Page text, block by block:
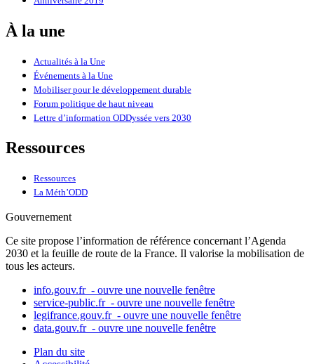
À la une
Actualités à la Une
Événements à la Une
Mobiliser pour le développement durable
Forum politique de haut niveau
Lettre d’information ODDyssée vers 2030
Ressources
Ressources
La Méth’ODD
Gouvernement
Ce site propose l’information de référence concernant l’Agenda
2030 et la feuille de route de la France. Il valorise la mobilisation de
tous les acteurs.
info.gouv.fr - ouvre une nouvelle fenêtre
service-public.fr - ouvre une nouvelle fenêtre
legifrance.gouv.fr - ouvre une nouvelle fenêtre
data.gouv.fr - ouvre une nouvelle fenêtre
Plan du site